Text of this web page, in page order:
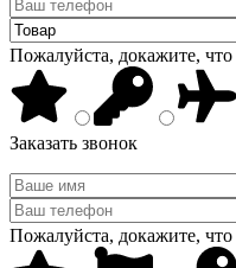
Пожалуйста, докажите,
Заказать звонок
Пожалуйста, докажите,